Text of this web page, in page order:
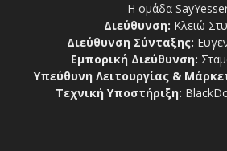
Η ομάδα
Διεύθυνση: Κλειώ
Διεύθυνση Σύνταξης:
Εμπορική Διεύθυνση:
Υπεύθυνη Λειτουργίας &
Τεχνική Υποστήριξη: